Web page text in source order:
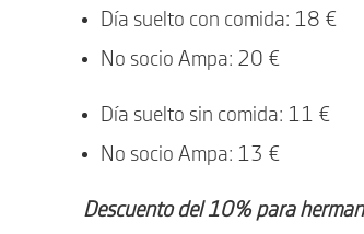
Día suelto con comida: 18 €
No socio Ampa: 20 €
Día suelto sin comida: 11 €
No socio Ampa: 13 €
Descuento del 10% para